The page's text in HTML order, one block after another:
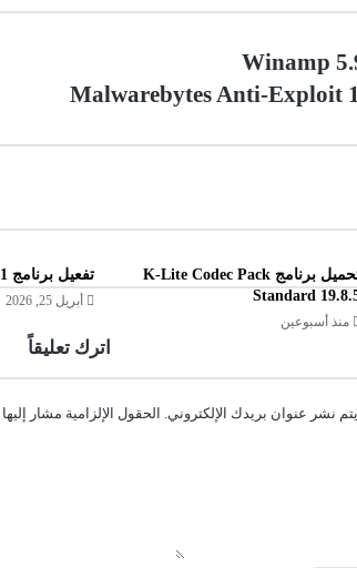
تحميل برنامج K-Lite Codec Pack
Standard
منذ أسبوعين
تفعيل برنامج Mirillis Action! 4.48.1
أبريل 25, 2026
اترك تعليقاً
نشر عنوان بريدك الإلكتروني. الحقول الإلزامية مشار إليها